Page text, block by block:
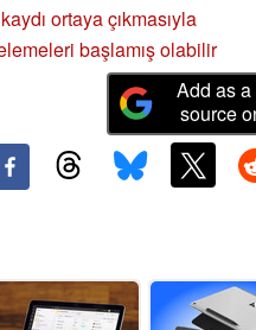
ortaya çıkmasıyla
başlamış olabilir
Add as
source